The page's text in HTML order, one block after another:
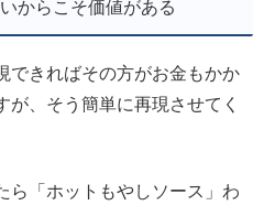
からこそ価値がある
できればその方がお金もかか
が、そう簡単に再現させてく
ら「ホットもやしソース」わ